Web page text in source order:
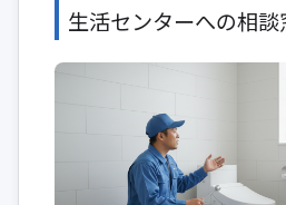
生活センターへの相談